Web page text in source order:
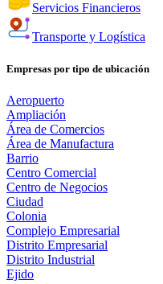
Servicios Financieros
Transporte y Logística
Empresas por tipo de ubicación
Aeropuerto
Ampliación
Área de Comercios
Área de Manufactura
Barrio
Centro Comercial
Centro de Negocios
Ciudad
Colonia
Complejo Empresarial
Distrito Empresarial
Distrito Industrial
Ejido